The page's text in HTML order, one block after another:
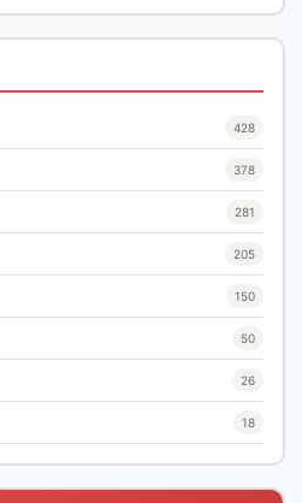
428
378
281
205
150
50
26
18